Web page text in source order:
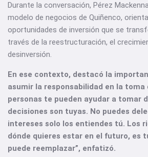
Durante la conversación, Pérez
modelo de negocios de Quiñenco,
oportunidades de inversión que se
través de la reestructuración, el
desinversión.
En ese contexto, destacó la
asumir la responsabilidad en la toma
personas te pueden ayudar a tomar
decisiones son tuyas. No puedes
intereses solo los entiendes tú. Los
dónde quieres estar en el futuro, es
puede reemplazar”, enfatizó.